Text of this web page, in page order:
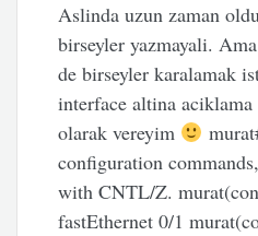
Aslinda uzun zaman
birseyler yazmayali.
de birseyler karalamak
interface altina
olarak vereyim
configuration
with CNTL/Z.
fastEthernet 0/1